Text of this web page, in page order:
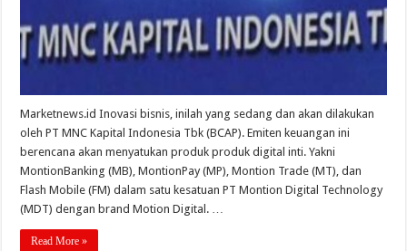
Marketnews.id Inovasi bisnis, inilah yang sedang dan akan dilakukan
oleh PT MNC Kapital Indonesia Tbk (BCAP). Emiten keuangan ini
berencana akan menyatukan produk produk digital inti. Yakni
MontionBanking (MB), MontionPay (MP), Montion Trade (MT), dan
Flash Mobile (FM) dalam satu kesatuan PT Montion Digital Technology
(MDT) dengan brand Motion Digital. …
Read More »